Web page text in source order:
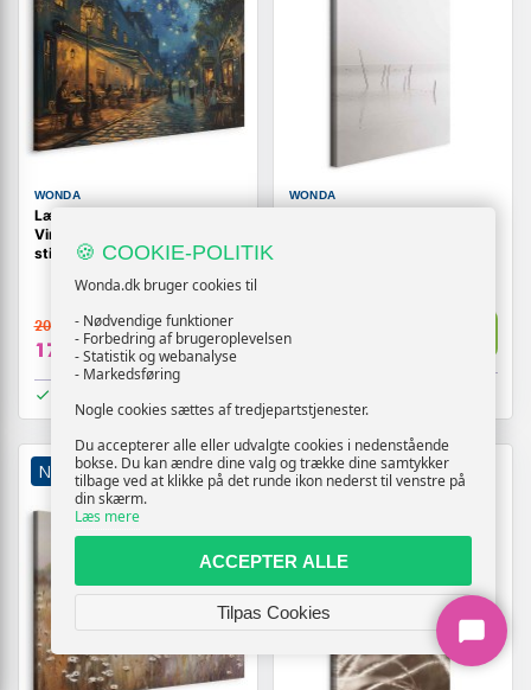
WONDA
Lærredsbillede Paris-gade i
Vincent van Gogh-inspireret
stil
209,-
179,- Vis
WONDA
179,-
NY TILBUD NY TILBUD
🍪 COOKIE-POLITIK
Wonda.dk bruger cookies til
- Nødvendige funktioner
- Forbedring af brugeroplevelsen
- Statistik og webanalyse
- Markedsføring
Nogle cookies sættes af tredjepartstjenester.
Du accepterer alle eller udvalgte cookies i nedenstående
bokse. Du kan ændre dine valg og trække dine samtykker
tilbage ved at klikke på det runde ikon nederst til venstre på
din skærm.
Læs mere
ACCEPTER ALLE
Tilpas Cookies